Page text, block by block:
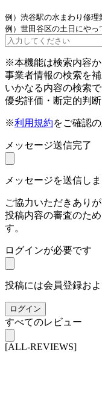
例）渋谷駅の水まわり修理
例）世田谷区の土日にやっ
※本機能は検索内容か
事業者情報の検索を補
いかなる内容の検索
優劣評価・断定的判
※利用規約をご確認
メッセージ送信完了
メッセージを送信しま
ご協力いただきあり
投稿内容の審査のた
す。
ログインが必要です
投稿には会員登録お
ログイン
すべてのレビュー
[ALL-REVIEWS]